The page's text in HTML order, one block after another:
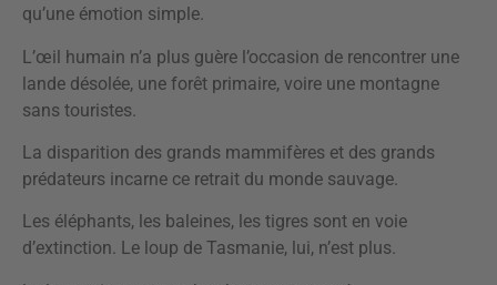
qu’une émotion simple.
L’œil humain n’a plus guère l’occasion de rencontrer une
lande désolée, une forêt primaire, voire une montagne
sans touristes.
La disparition des grands mammifères et des grands
prédateurs incarne ce retrait du monde sauvage.
Les éléphants, les baleines, les tigres sont en voie
d’extinction. Le loup de Tasmanie, lui, n’est plus.